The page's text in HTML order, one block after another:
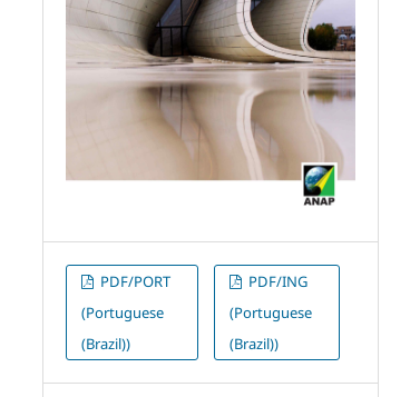
PDF/PORT
(Portuguese
(Brazil))
PDF/ING
(Portuguese
(Brazil))